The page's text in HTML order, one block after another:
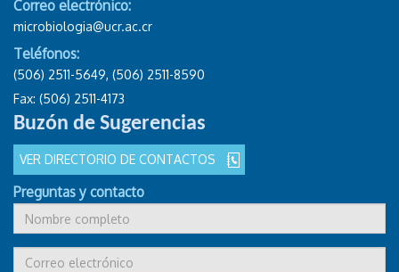
Correo electrónico:
microbiologia@ucr.ac.cr
Teléfonos:
(506) 2511-5649, (506) 2511-8590
Fax: (506) 2511-4173
Buzón de Sugerencias
VER DIRECTORIO DE CONTACTOS
Preguntas y contacto